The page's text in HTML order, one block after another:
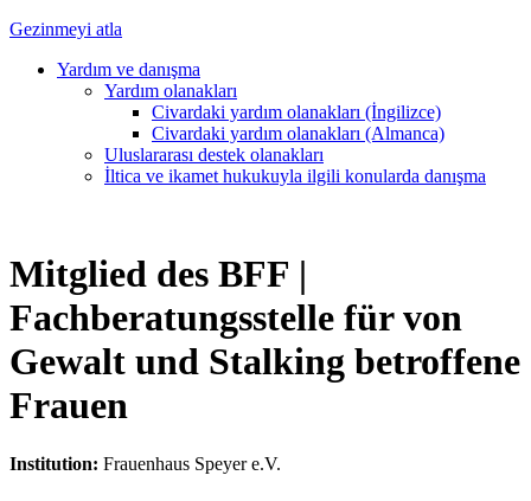
Gezinmeyi atla
Yardım ve danışma
Yardım olanakları
Civardaki yardım olanakları (İngilizce)
Civardaki yardım olanakları (Almanca)
Uluslararası destek olanakları
İltica ve ikamet hukukuyla ilgili konularda danışma
Mitglied des BFF |
Fachberatungsstelle für von
Gewalt und Stalking betroffene
Frauen
Institution: Frauenhaus Speyer e.V.